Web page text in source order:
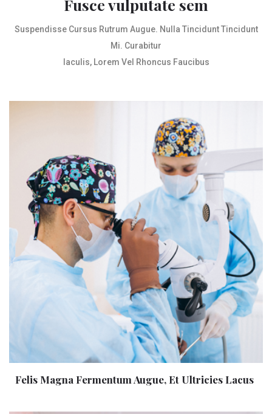
Fusce vulputate sem
Suspendisse Cursus Rutrum Augue. Nulla Tincidunt Tincidunt
Mi. Curabitur
Iaculis, Lorem Vel Rhoncus Faucibus
Felis Magna Fermentum Augue, Et Ultricies Lacus